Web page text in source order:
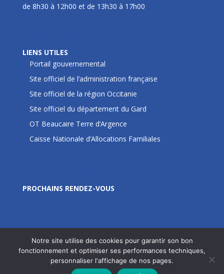
de 8h30 à 12h00 et de 13h30 à 17h00
LIENS UTILES
Portail gouvernemental
Site officiel de l’administration française
Site officiel de la région Occitanie
Site officiel du département du Gard
OT Beaucaire Terre d’Argence
Caisse Nationale d’Allocations Familiales
PROCHAINS RENDEZ-VOUS
Site édité par la Commune de Jonquières Saint Vincent
Notre site utilise des cookies pour garantir son bon
fonctionnement et optimiser ses performances techniques,
personnaliser l'affichage de nos pages.